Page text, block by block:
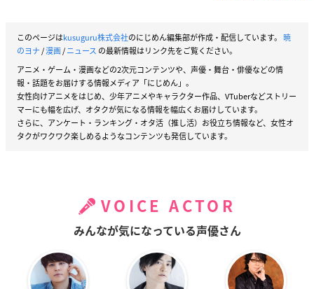
このページはkusuguru株式会社のにじめん編集部が作成・配信しています。 暁
のヨナ/漫画/ニュース の最新情報はリンク先をご覧ください。
アニメ・ゲーム・漫画などの2次元コンテンツや、声優・舞台・俳優などの情
報・話題をお届けする情報メディア「にじめん」。
女性向けアニメをはじめ、少年アニメやキャラクター作品、VTuberなどストリー
マーにも幅を広げ、オタクが気になる情報を幅広くお届けしています。
さらに、アンケート・ランキング・オタ活（推し活）お役立ち情報など、女性オ
タクがワクワク楽しめるようなコンテンツも発信しています。
VOICE ACTOR
みんなが気になっている声優さん